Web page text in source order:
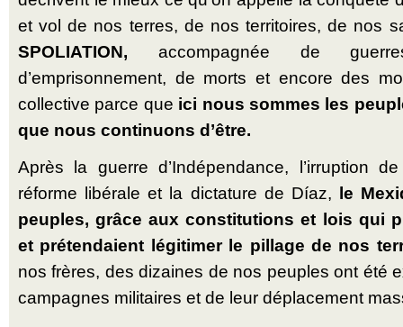
et vol de nos terres, de nos territoires, de nos
SPOLIATION, accompagnée de
d’emprisonnement, de morts et encore des
collective parce que ici nous sommes les
que nous continuons d’être.
Après la guerre d’Indépendance, l’irruption
réforme libérale et la dictature de Díaz, le
peuples, grâce aux constitutions et lois qui
et prétendaient légitimer le pillage de nos
nos frères, des dizaines de nos peuples ont été
campagnes militaires et de leur déplacement